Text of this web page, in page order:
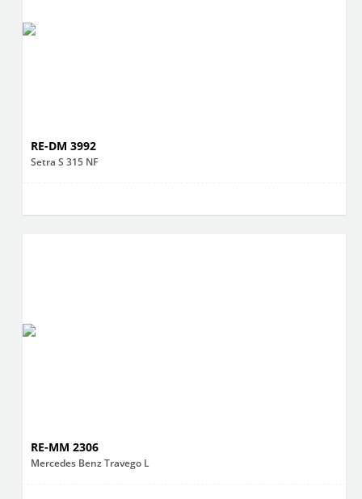
RE-DM 3992
Setra S 315 NF
RE-MM 2306
Mercedes Benz Travego L